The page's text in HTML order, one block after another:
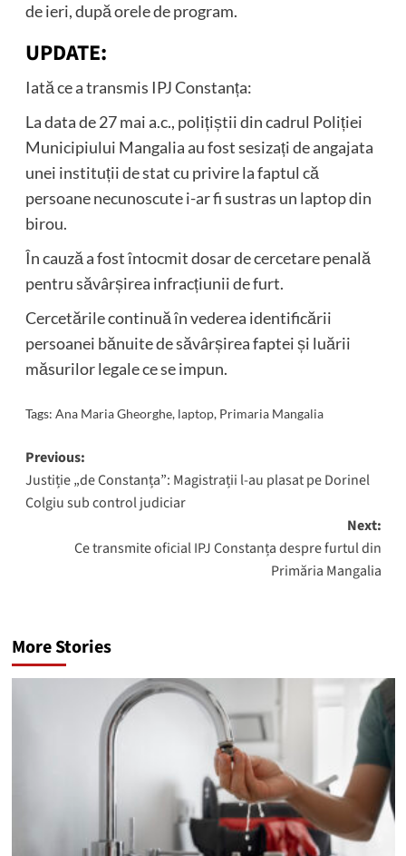
de ieri, după orele de program.
UPDATE:
Iată ce a transmis IPJ Constanța:
La data de 27 mai a.c., polițiștii din cadrul Poliției
Municipiului Mangalia au fost sesizați de angajata
unei instituții de stat cu privire la faptul că
persoane necunoscute i-ar fi sustras un laptop din
birou.
În cauză a fost întocmit dosar de cercetare penală
pentru săvârșirea infracțiunii de furt.
Cercetările continuă în vederea identificării
persoanei bănuite de săvârșirea faptei și luării
măsurilor legale ce se impun.
Tags: Ana Maria Gheorghe, laptop, Primaria Mangalia
Post
navigation
Previous:
Justiție „de Constanța”: Magistrații l-au plasat pe Dorinel
Colgiu sub control judiciar
Next:
Ce transmite oficial IPJ Constanța despre furtul din
Primăria Mangalia
More Stories